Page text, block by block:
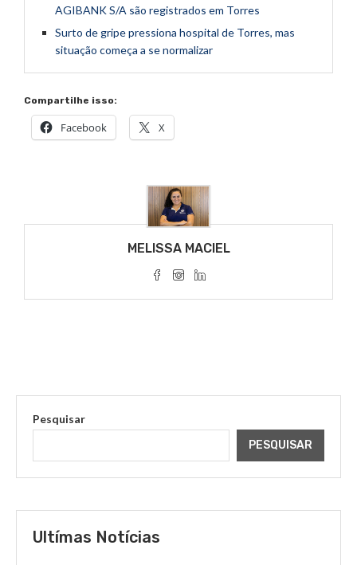
AGIBANK S/A são registrados em Torres
Surto de gripe pressiona hospital de Torres, mas
situação começa a se normalizar
Compartilhe isso:
Facebook X
MELISSA MACIEL
Pesquisar
PESQUISAR
Ultímas Notícias